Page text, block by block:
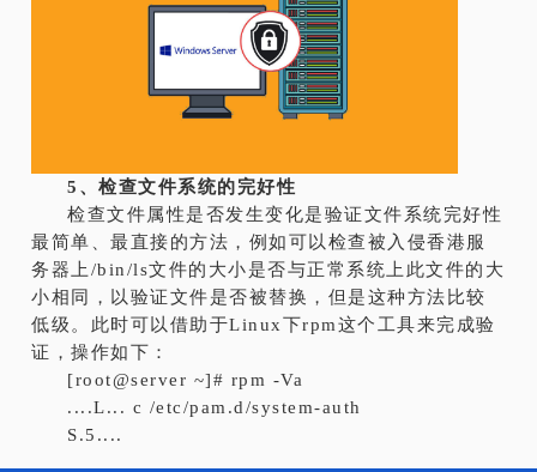
5、检查文件系统的完好性
检查文件属性是否发生变化是验证文件系统完好性
最简单、最直接的方法，例如可以检查被入侵香港服
务器上/bin/ls文件的大小是否与正常系统上此文件的大
小相同，以验证文件是否被替换，但是这种方法比较
低级。此时可以借助于Linux下rpm这个工具来完成验
证，操作如下：
[root@server ~]# rpm -Va
....L... c /etc/pam.d/system-auth
S.5....